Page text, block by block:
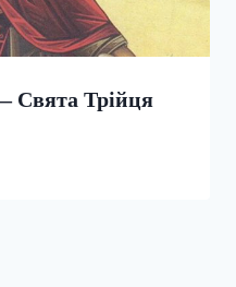
Свята Трійця